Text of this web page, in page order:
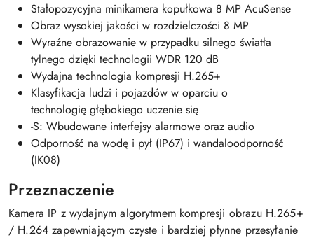
Stałopozycyjna minikamera kopułkowa 8 MP AcuSense
Obraz wysokiej jakości w rozdzielczości 8 MP
Wyraźne obrazowanie w przypadku silnego światła
tylnego dzięki technologii WDR 120 dB
Wydajna technologia kompresji H.265+
Klasyfikacja ludzi i pojazdów w oparciu o
technologię głębokiego uczenie się
-S: Wbudowane interfejsy alarmowe oraz audio
Odporność na wodę i pył (IP67) i wandaloodporność
(IK08)
Przeznaczenie
Kamera IP z wydajnym algorytmem kompresji obrazu H.265+
/ H.264 zapewniającym czyste i bardziej płynne przesyłanie